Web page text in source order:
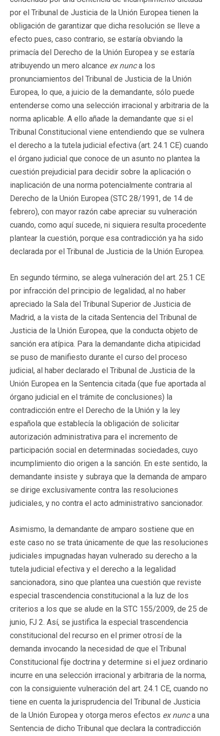
por el Tribunal de Justicia de la Unión Europea tienen la
obligación de garantizar que dicha resolución se lleve a
efecto pues, caso contrario, se estaría obviando la
primacía del Derecho de la Unión Europea y se estaría
atribuyendo un mero alcance ex nunca los
pronunciamientos del Tribunal de Justicia de la Unión
Europea, lo que, a juicio de la demandante, sólo puede
entenderse como una selección irracional y arbitraria de la
norma aplicable. A ello añade la demandante que si el
Tribunal Constitucional viene entendiendo que se vulnera
el derecho a la tutela judicial efectiva (art. 24.1 CE) cuando
el órgano judicial que conoce de un asunto no plantea la
cuestión prejudicial para decidir sobre la aplicación o
inaplicación de una norma potencialmente contraria al
Derecho de la Unión Europea (STC 28/1991, de 14 de
febrero), con mayor razón cabe apreciar su vulneración
cuando, como aquí sucede, ni siquiera resulta procedente
plantear la cuestión, porque esa contradicción ya ha sido
declarada por el Tribunal de Justicia de la Unión Europea.
En segundo término, se alega vulneración del art. 25.1 CE
por infracción del principio de legalidad, al no haber
apreciado la Sala del Tribunal Superior de Justicia de
Madrid, a la vista de la citada Sentencia del Tribunal de
Justicia de la Unión Europea, que la conducta objeto de
sanción era atípica. Para la demandante dicha atipicidad
se puso de manifiesto durante el curso del proceso
judicial, al haber declarado el Tribunal de Justicia de la
Unión Europea en la Sentencia citada (que fue aportada al
órgano judicial en el trámite de conclusiones) la
contradicción entre el Derecho de la Unión y la ley
española que establecía la obligación de solicitar
autorización administrativa para el incremento de
participación social en determinadas sociedades, cuyo
incumplimiento dio origen a la sanción. En este sentido, la
demandante insiste y subraya que la demanda de amparo
se dirige exclusivamente contra las resoluciones
judiciales, y no contra el acto administrativo sancionador.
Asimismo, la demandante de amparo sostiene que en
este caso no se trata únicamente de que las resoluciones
judiciales impugnadas hayan vulnerado su derecho a la
tutela judicial efectiva y el derecho a la legalidad
sancionadora, sino que plantea una cuestión que reviste
especial trascendencia constitucional a la luz de los
criterios a los que se alude en la STC 155/2009, de 25 de
junio, FJ 2. Así, se justifica la especial trascendencia
constitucional del recurso en el primer otrosí de la
demanda invocando la necesidad de que el Tribunal
Constitucional fije doctrina y determine si el juez ordinario
incurre en una selección irracional y arbitraria de la norma,
con la consiguiente vulneración del art. 24.1 CE, cuando no
tiene en cuenta la jurisprudencia del Tribunal de Justicia
de la Unión Europea y otorga meros efectos ex nunca una
Sentencia de dicho Tribunal que declara la contradicción